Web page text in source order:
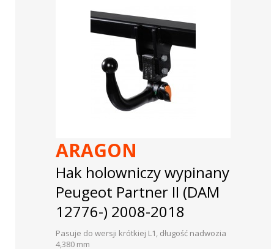
ARAGON
Hak holowniczy wypinany
Peugeot Partner II (DAM
12776-) 2008-2018
Pasuje do wersji krótkiej L1, długość nadwozia
4,380 mm